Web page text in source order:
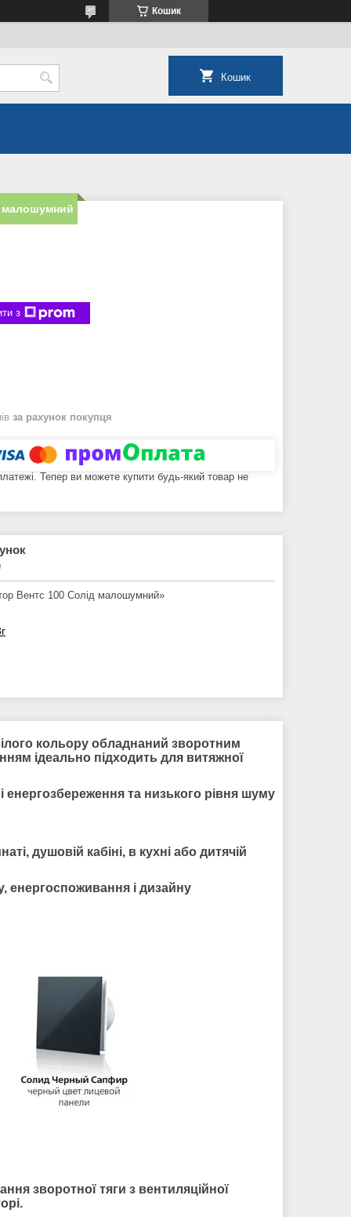
Кошик
Кошик
малошумний
з
за рахунок покупця
Тепер ви можете купити будь-який товар не
Вентс 100 Солід малошумний»
кольору обладнаний зворотним
ідеально підходить для витяжної
енергозбереження та низького рівня шуму
душовій кабіні, в кухні або дитячій
енергоспоживання і дизайну
зворотної тяги з вентиляційної